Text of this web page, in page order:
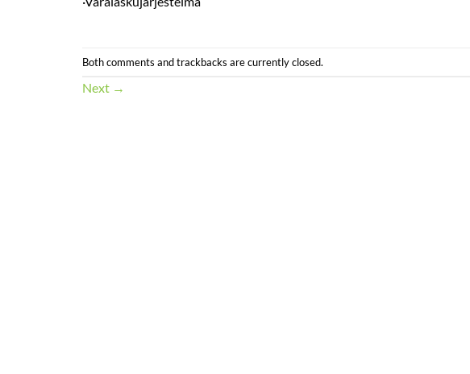
Both comments and trackbacks are currently closed.
Next →